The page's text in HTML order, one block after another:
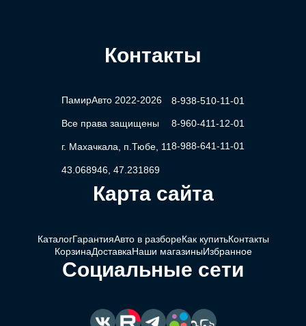
Контакты
ПамирАвто 2022-2026
Все права защищены
г. Махачкала, п.Тюбе, 11
43.068946, 47.231869
8-938-510-11-01
8-960-411-12-01
8-988-641-11-01
Карта сайта
КаталогГарантияАвто в разбореКак купитьКонтакты
КорзинаДоставкаНаши магазиныИзбранное
Социальные сети